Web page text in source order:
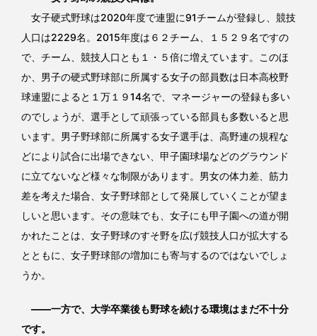
女子硬式野球は2020年度で連盟に91チームが登録し、競技
人口は2229名。2015年度は６２チーム、１５２９名ですの
で、チーム、競技人口とも１・５倍に増えています。このほ
か、男子の硬式野球部に所属する女子の部員数は日本高校野
球連盟によると１万１９14名で、マネージャーの登録も多い
のでしょうが、選手として頑張っている部員も多数いると思
います。男子野球部に所属する女子選手は、高野連の規程な
どにより試合に出場できない、甲子園球場などのグラウンド
に立てないなど様々な制限があります。男女の体力差、筋力
差を考えた場合、女子野球部として発展していくことが望ま
しいと思います。その意味でも、女子にも甲子園への道が開
かれたことは、女子野球のすそ野を広げ競技人口が拡大する
とともに、女子野球部の増加にも寄与するのではないでしょ
うか。
――一方で、大学卒業後も野球を続ける環境はまだ不十分
です。